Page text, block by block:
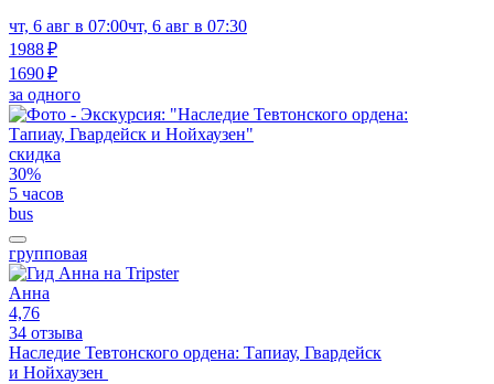
чт, 6 авг в 07:00чт, 6 авг в 07:30
1988 ₽
1690 ₽
за одного
скидка
30%
5 часов
bus
групповая
Анна
4,76
34 отзыва
Наследие Тевтонского ордена: Тапиау, Гвардейск
и Нойхаузен